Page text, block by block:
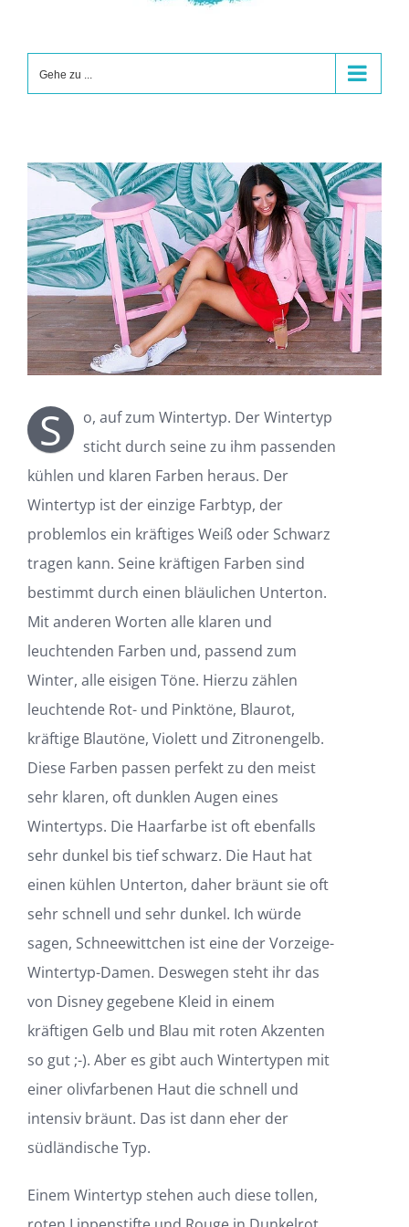
Gehe zu ...
Zeige
grösseres
Bild
S
o, auf zum Wintertyp. Der Wintertyp
sticht durch seine zu ihm passenden
kühlen und klaren Farben heraus. Der
Wintertyp ist der einzige Farbtyp, der
problemlos ein kräftiges Weiß oder Schwarz
tragen kann. Seine kräftigen Farben sind
bestimmt durch einen bläulichen Unterton.
Mit anderen Worten alle klaren und
leuchtenden Farben und, passend zum
Winter, alle eisigen Töne. Hierzu zählen
leuchtende Rot- und Pinktöne, Blaurot,
kräftige Blautöne, Violett und Zitronengelb.
Diese Farben passen perfekt zu den meist
sehr klaren, oft dunklen Augen eines
Wintertyps. Die Haarfarbe ist oft ebenfalls
sehr dunkel bis tief schwarz. Die Haut hat
einen kühlen Unterton, daher bräunt sie oft
sehr schnell und sehr dunkel. Ich würde
sagen, Schneewittchen ist eine der Vorzeige-
Wintertyp-Damen. Deswegen steht ihr das
von Disney gegebene Kleid in einem
kräftigen Gelb und Blau mit roten Akzenten
so gut ;-). Aber es gibt auch Wintertypen mit
einer olivfarbenen Haut die schnell und
intensiv bräunt. Das ist dann eher der
südländische Typ.
Einem Wintertyp stehen auch diese tollen,